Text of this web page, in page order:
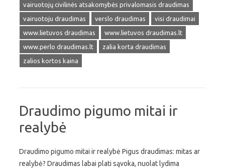
vairuotojų civilinės atsakomybės privalomasis draudimas
vairuotoju draudimas
verslo draudimas
visi draudimai
www.lietuvos draudimas
www.lietuvos draudimas.lt
www.perlo draudimas.lt
zalia korta draudimas
zalios kortos kaina
Draudimo pigumo mitai ir
realybė
Draudimo pigumo mitai ir realybė Pigus draudimas: mitas ar
realybė? Draudimas labai plati sąvoka, nuolat lydima